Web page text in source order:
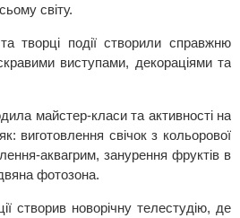
світу.
творці події створили справжню
виступами, декораціями та
майстер-класи та активності на
виготовлення свічок з кольорової
аквагрим, занурення фруктів в
фотозона.
створив новорічну телестудію, де